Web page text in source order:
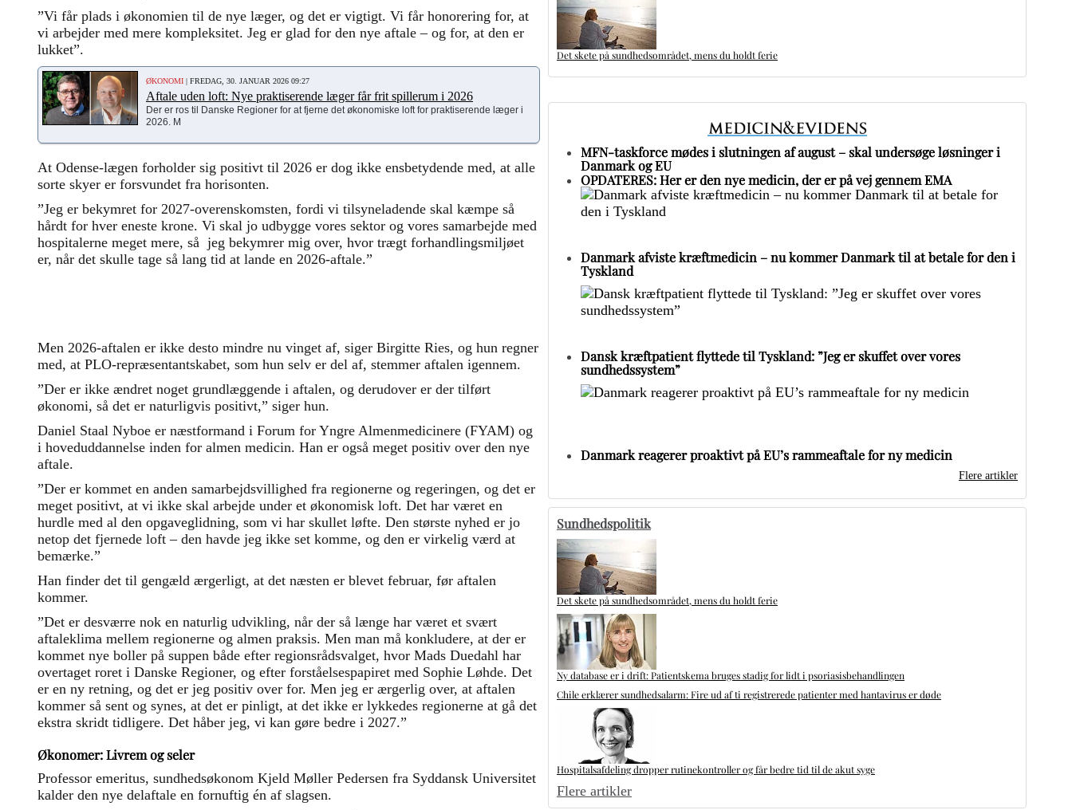
”Vi får plads i økonomien til de nye læger, og det er vigtigt. Vi får honorering for, at
vi arbejder med mere kompleksitet. Jeg er glad for den nye aftale – og for, at den er
lukket”.
ØKONOMI | FREDAG, 30. JANUAR 2026 09:27
Aftale uden loft: Nye praktiserende læger får frit spillerum i 2026
Der er ros til Danske Regioner for at fjerne det økonomiske loft for praktiserende læger i
2026. M
At Odense-lægen forholder sig positivt til 2026 er dog ikke ensbetydende med, at alle
sorte skyer er forsvundet fra horisonten.
”Jeg er bekymret for 2027-overenskomsten, fordi vi tilsyneladende skal kæmpe så
hårdt for hver eneste krone. Vi skal jo udbygge vores sektor og vores samarbejde med
hospitalerne meget mere, så jeg bekymrer mig over, hvor trægt forhandlingsmiljøet
er, når det skulle tage så lang tid at lande en 2026-aftale.”
Men 2026-aftalen er ikke desto mindre nu vinget af, siger Birgitte Ries, og hun regner
med, at PLO-repræsentantskabet, som hun selv er del af, stemmer aftalen igennem.
”Der er ikke ændret noget grundlæggende i aftalen, og derudover er der tilført
økonomi, så det er naturligvis positivt,” siger hun.
Daniel Staal Nyboe er næstformand i Forum for Yngre Almenmedicinere (FYAM) og
i hoveduddannelse inden for almen medicin. Han er også meget positiv over den nye
aftale.
”Der er kommet en anden samarbejdsvillighed fra regionerne og regeringen, og det er
meget positivt, at vi ikke skal arbejde under et økonomisk loft. Det har været en
hurdle med al den opgaveglidning, som vi har skullet løfte. Den største nyhed er jo
netop det fjernede loft – den havde jeg ikke set komme, og den er virkelig værd at
bemærke.”
Han finder det til gengæld ærgerligt, at det næsten er blevet februar, før aftalen
kommer.
”Det er desværre nok en naturlig udvikling, når der så længe har været et svært
aftaleklima mellem regionerne og almen praksis. Men man må konkludere, at der er
kommet nye boller på suppen både efter regionsrådsvalget, hvor Mads Duedahl har
overtaget roret i Danske Regioner, og efter forståelsespapiret med Sophie Løhde. Det
er en ny retning, og det er jeg positiv over for. Men jeg er ærgerlig over, at aftalen
kommer så sent og synes, at det er pinligt, at det ikke er lykkedes regionerne at gå det
ekstra skridt tidligere. Det håber jeg, vi kan gøre bedre i 2027.”
Økonomer: Livrem og seler
Professor emeritus, sundhedsøkonom Kjeld Møller Pedersen fra Syddansk Universitet
kalder den nye delaftale en fornuftig én af slagsen.
Det skete på sundhedsområdet, mens du holdt ferie
MFN-taskforce mødes i slutningen af august – skal undersøge løsninger i
Danmark og EU
OPDATERES: Her er den nye medicin, der er på vej gennem EMA
Danmark afviste kræftmedicin – nu kommer Danmark til at betale for den i
Tyskland
Dansk kræftpatient flyttede til Tyskland: ”Jeg er skuffet over vores
sundhedssystem”
Danmark reagerer proaktivt på EU’s rammeaftale for ny medicin
Flere artikler
Sundhedspolitik
Det skete på sundhedsområdet, mens du holdt ferie
Ny database er i drift: Patientskema bruges stadig for lidt i psoriasisbehandlingen
Chile erklærer sundhedsalarm: Fire ud af ti registrerede patienter med hantavirus er døde
Hospitalsafdeling dropper rutinekontroller og får bedre tid til de akut syge
Flere artikler